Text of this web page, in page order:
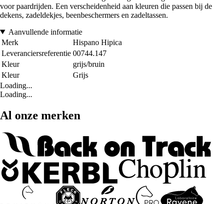
voor paardrijden. Een verscheidenheid aan kleuren die passen bij de
dekens, zadeldekjes, beenbeschermers en zadeltassen.
Aanvullende informatie
Merk
Hispano Hipica
Leveranciersreferentie 00744.147
Kleur
grijs/bruin
Kleur
Grijs
Loading...
Loading...
Al onze merken